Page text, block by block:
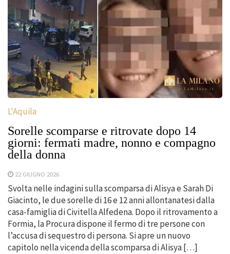
L'Aquila
Sorelle scomparse e ritrovate dopo 14
giorni: fermati madre, nonno e compagno
della donna
22 GIUGNO 2026
Svolta nelle indagini sulla scomparsa di Alisya e Sarah Di
Giacinto, le due sorelle di 16 e 12 anni allontanatesi dalla
casa-famiglia di Civitella Alfedena. Dopo il ritrovamento a
Formia, la Procura dispone il fermo di tre persone con
l’accusa di sequestro di persona. Si apre un nuovo
capitolo nella vicenda della scomparsa di Alisya […]